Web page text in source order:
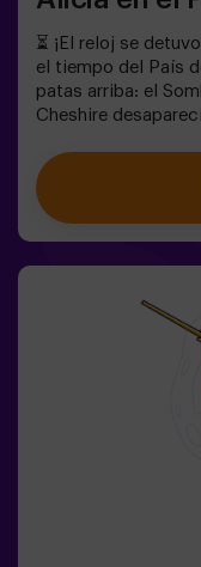
⏳ ¡El reloj se
el tiempo del País
patas arriba: el
Cheshire
tu ayuda para
magia y locura,
absurdos (como
antes de que el
siempre. ¿Te
lógica no existe…
Ideal para grupos
despedida de
15 años, deberán
opción de
la aventura,